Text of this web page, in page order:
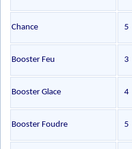
Chance 5
Booster Feu 3
Booster Glace 4
Booster Foudre 5